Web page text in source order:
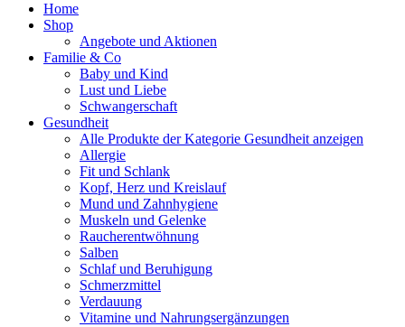
Home
Shop
Angebote und Aktionen
Familie & Co
Baby und Kind
Lust und Liebe
Schwangerschaft
Gesundheit
Alle Produkte der Kategorie Gesundheit anzeigen
Allergie
Fit und Schlank
Kopf, Herz und Kreislauf
Mund und Zahnhygiene
Muskeln und Gelenke
Raucherentwöhnung
Salben
Schlaf und Beruhigung
Schmerzmittel
Verdauung
Vitamine und Nahrungsergänzungen